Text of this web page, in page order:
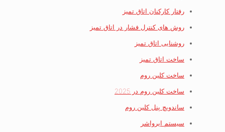
رفتار کارکنان اتاق تمیز
روش های کنترل فشار در اتاق تمیز
روشنایی اتاق تمیز
ساخت اتاق تمیز
ساخت کلین روم
ساخت کلین روم در 2025
ساندویچ پنل کلین روم
سیستم ایرواشر